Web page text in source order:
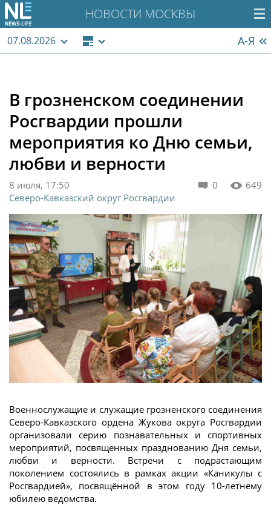
НОВОСТИ МОСКВЫ
07.08.2026 А-Я
В грозненском соединении
Росгвардии прошли
мероприятия ко Дню семьи,
любви и верности
0 649
8 июля, 17:50
Северо-Кавказский округ Росгвардии
Военнослужащие и служащие грозненского соединения
Северо-Кавказского ордена Жукова округа Росгвардии
организовали серию познавательных и спортивных
мероприятий, посвященных празднованию Дня семьи,
любви и верности. Встречи с подрастающим
поколением состоялись в рамках акции «Каникулы с
Росгвардией», посвящённой в этом году 10-летнему
юбилею ведомства.